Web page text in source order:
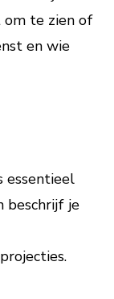
om te zien of
en wie
essentieel
beschrijf je